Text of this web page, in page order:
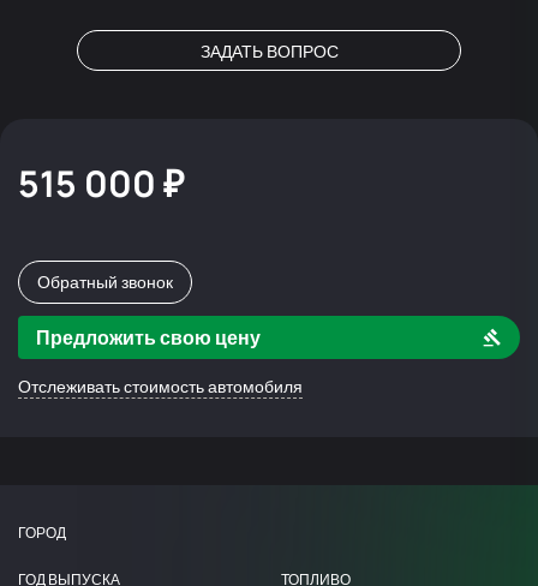
ЗАДАТЬ ВОПРОС
515 000 ₽
Обратный звонок
Предложить свою цену
Отслеживать стоимость автомобиля
ГОРОД
ГОД ВЫПУСКА ТОПЛИВО